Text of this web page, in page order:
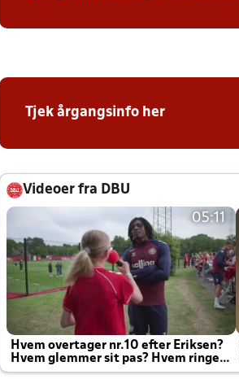
Tjek årgangsinfo her
Videoer fra DBU
05:11
Hvem overtager nr.10 efter Eriksen?
Hvem glemmer sit pas? Hvem ringer
Joachim altid til efter kampe?